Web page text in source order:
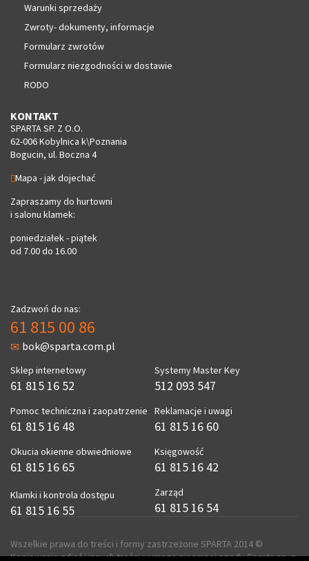
Warunki sprzedaży
Zwroty- dokumenty, informacje
Formularz zwrotów
Formularz niezgodności w dostawie
RODO
KONTAKT
SPARTA SP. Z O.O.
62-006 Kobylnica k\Poznania
Bogucin, ul. Boczna 4
Mapa - jak dojechać
Zapraszamy do hurtowni
i salonu klamek:
poniedziałek - piątek
od 7.00 do 16.00
Zadzwoń do nas:
61 815 00 86
bok@sparta.com.pl
Sklep internetowy
61 815 16 52
Pomoc techniczna i zaopatrzenie
61 815 16 48
Okucia okienne obwiedniowe
61 815 16 65
Klamki i kontrola dostępu
61 815 16 55
Systemy Master Key
512 093 547
Reklamacje i uwagi
61 815 16 60
Księgowość
61 815 16 42
Zarząd
61 815 16 54
Wszelkie prawa do treści i formy zastrzeżone SPARTA 2014 ©
Kopiowanie zdjęć i innych treści wymaga pisemnej zgody Sparta sp. z